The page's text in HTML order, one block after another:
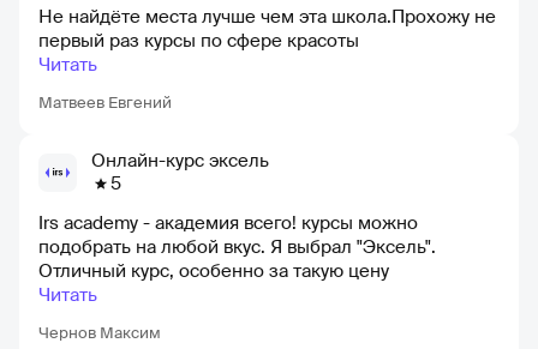
Матвеев Евгений
Не найдёте места лучше чем эта школа.Прохожу не
первый раз курсы по сфере красоты
Читать
Онлайн-курс эксель
5
Чернов Максим
Irs academy - академия всего! курсы можно
подобрать на любой вкус. Я выбрал "Эксель".
Отличный курс, особенно за такую цену
Читать